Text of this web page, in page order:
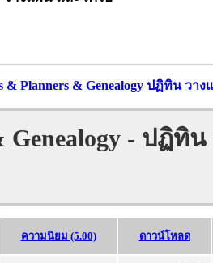
& Planners & Genealogy ปฏิทิน วา
Genealogy - ปฏิทิ
ความนิยม (5.00) ดาวน์โหลด